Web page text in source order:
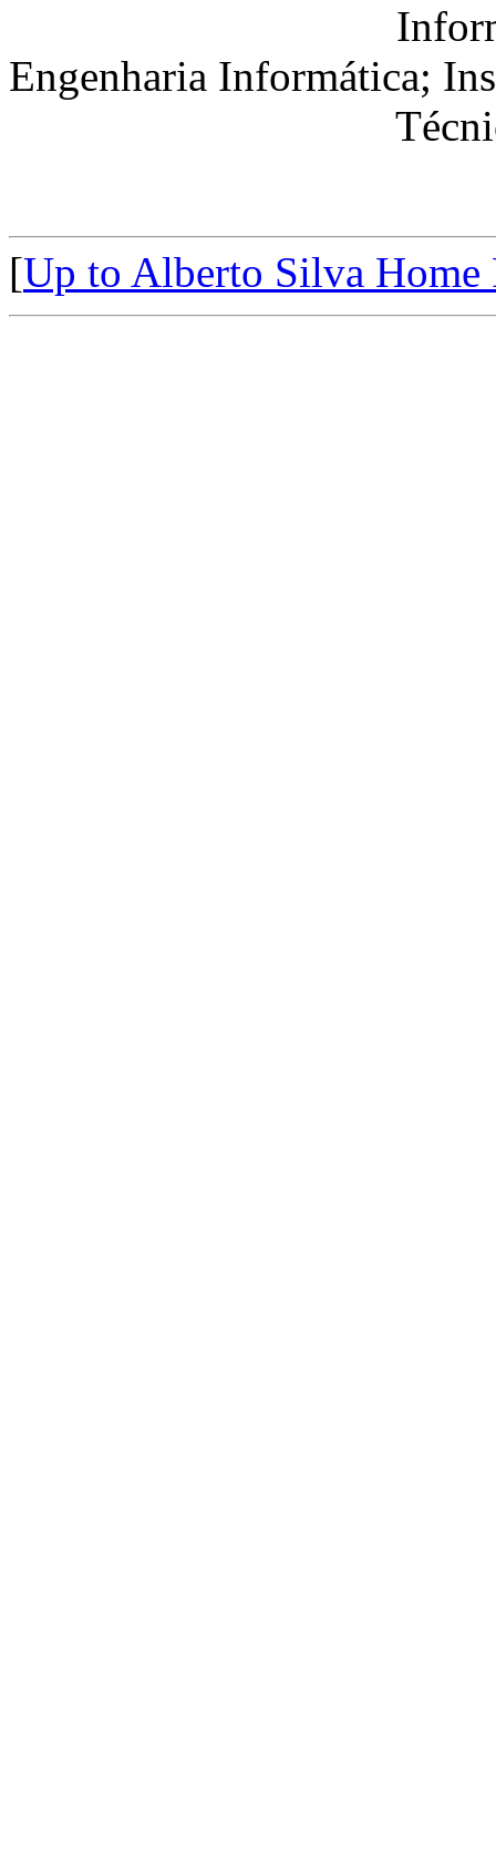
Informação;
Engenharia Informática;
Técnico
[Up to Alberto Silva Home